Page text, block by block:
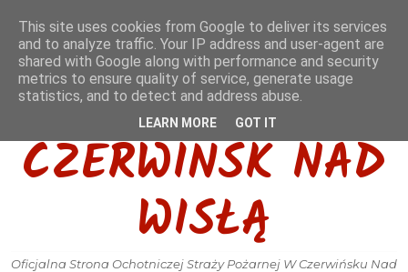
OSP KSRG
CZERWIŃSK NAD
WISŁĄ
Oficjalna Strona Ochotniczej Straży Pożarnej W Czerwińsku Nad
This site uses cookies from Google to deliver its services
and to analyze traffic. Your IP address and user-agent are
shared with Google along with performance and security
metrics to ensure quality of service, generate usage
statistics, and to detect and address abuse.
LEARN MORE GOT IT